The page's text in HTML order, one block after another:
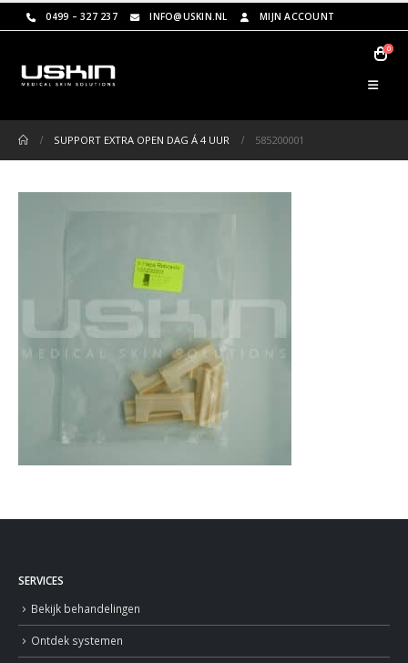
0499 – 327 237 INFO@USKIN.NL MIJN ACCOUNT
0
SUPPORT EXTRA OPEN DAG Á 4 UUR 585200001
SERVICES
Bekijk behandelingen
Ontdek systemen